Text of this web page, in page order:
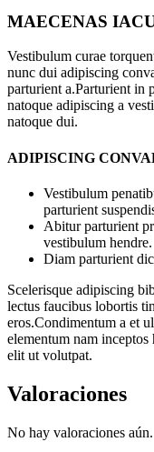
MAECENAS
Vestibulum curae
nunc dui adipiscing
parturient a.Parturient in
natoque adipiscing a
natoque dui.
ADIPISCING
Vestibulum
parturient
Abitur parturient
vestibulum hendre.
Diam parturient
Scelerisque adipiscing
lectus faucibus lobortis
eros.Condimentum a et
elementum nam
elit ut volutpat.
Valoraciones
No hay valoraciones aún.